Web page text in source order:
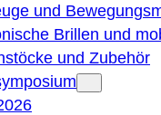
und
Brillen und
und Zubehör